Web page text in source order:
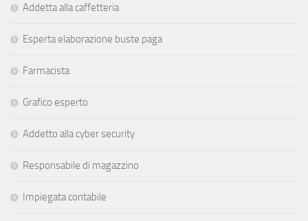
Addetta alla caffetteria
Esperta elaborazione buste paga
Farmacista
Grafico esperto
Addetto alla cyber security
Responsabile di magazzino
Impiegata contabile